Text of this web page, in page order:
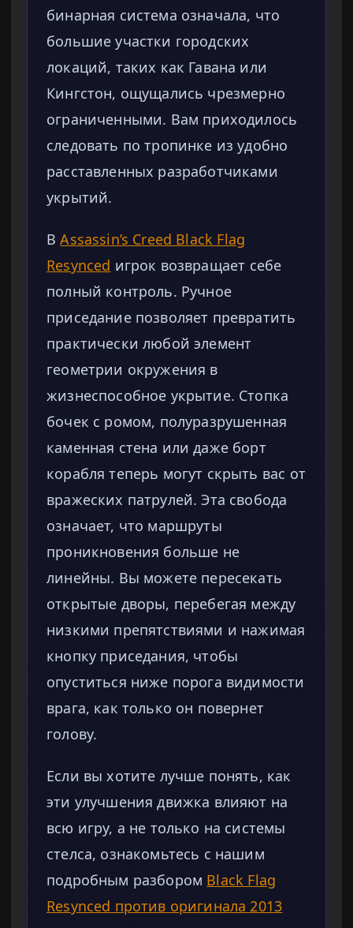
бинарная система означала, что
большие участки городских
локаций, таких как Гавана или
Кингстон, ощущались чрезмерно
ограниченными. Вам приходилось
следовать по тропинке из удобно
расставленных разработчиками
укрытий.
ВAssassin’s Creed Black Flag
Resynced игрок возвращает себе
полный контроль. Ручное
приседание позволяет превратить
практически любой элемент
геометрии окружения в
жизнеспособное укрытие. Стопка
бочек с ромом, полуразрушенная
каменная стена или даже борт
корабля теперь могут скрыть вас от
вражеских патрулей. Эта свобода
означает, что маршруты
проникновения больше не
линейны. Вы можете пересекать
открытые дворы, перебегая между
низкими препятствиями и нажимая
кнопку приседания, чтобы
опуститься ниже порога видимости
врага, как только он повернет
голову.
Если вы хотите лучше понять, как
эти улучшения движка влияют на
всю игру, а не только на системы
стелса, ознакомьтесь с нашим
подробным разбором Black Flag
Resynced против оригинала 2013